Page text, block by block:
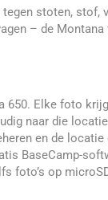
stoten, stof,
– de
650. Elke foto
naar die
en de
BaseCamp-
foto’s op